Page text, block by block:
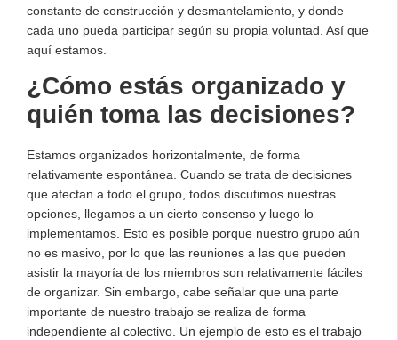
constante de construcción y desmantelamiento, y donde
cada uno pueda participar según su propia voluntad. Así que
aquí estamos.
¿Cómo estás organizado y
quién toma las decisiones?
Estamos organizados horizontalmente, de forma
relativamente espontánea. Cuando se trata de decisiones
que afectan a todo el grupo, todos discutimos nuestras
opciones, llegamos a un cierto consenso y luego lo
implementamos. Esto es posible porque nuestro grupo aún
no es masivo, por lo que las reuniones a las que pueden
asistir la mayoría de los miembros son relativamente fáciles
de organizar. Sin embargo, cabe señalar que una parte
importante de nuestro trabajo se realiza de forma
independiente al colectivo. Un ejemplo de esto es el trabajo